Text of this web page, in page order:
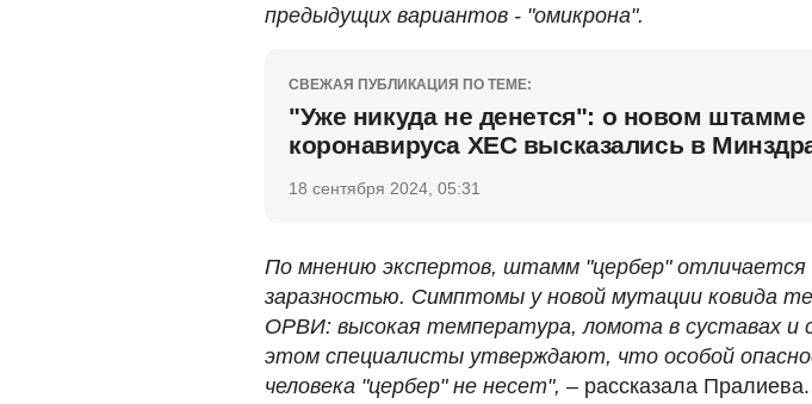
предыдущих вариантов - "омикрона".
СВЕЖАЯ ПУБЛИКАЦИЯ ПО ТЕМЕ:
"Уже никуда не денется": о новом штамме
коронавируса ХЕС высказались в
18 сентября 2024, 05:31
По мнению экспертов, штамм "цербер" отличается
заразностью. Симптомы у новой мутации ковида
ОРВИ: высокая температура, ломота в суставах и
этом специалисты утверждают, что особой
человека "цербер" не несет", – рассказала Пралиева.